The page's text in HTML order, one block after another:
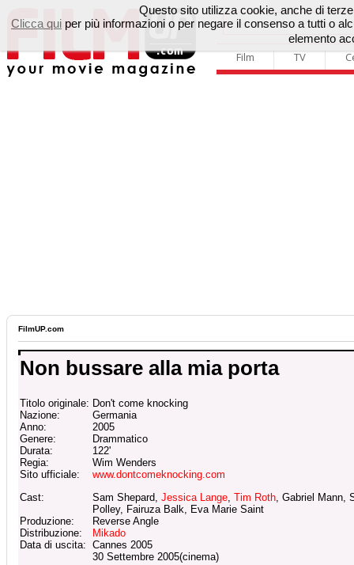
Film TV
FilmUP.com
Non bussare alla mia porta
Titolo originale: Don't come knocking
Nazione:
Germania
Anno:
2005
Genere:
Drammatico
Durata:
122'
Regia:
Wim Wenders
Sito ufficiale:
www.dontcomeknocking.com
Cast:
Sam Shepard, Jessica Lange, Tim Roth, Gabriel Mann,
Polley, Fairuza Balk, Eva Marie Saint
Produzione:
Reverse Angle
Distribuzione:
Mikado
Data di uscita: Cannes 2005
30 Settembre 2005(cinema)
Questo sito utilizza cookie, anche di
Clicca qui per più informazioni o per negare il consenso a tutti o
elemento